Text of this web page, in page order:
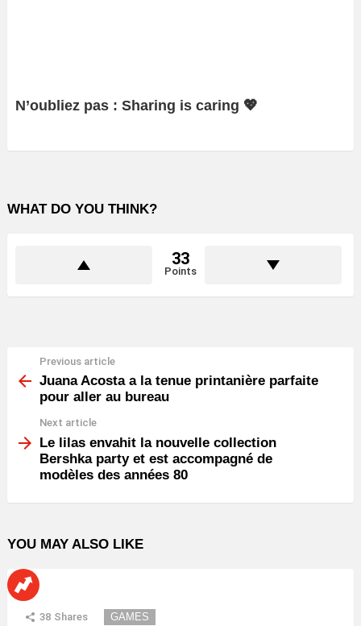
N’oubliez pas : Sharing is caring 💖
WHAT DO YOU THINK?
33
Points
more
Previous article
Juana Acosta a la tenue printanière parfaite
pour aller au bureau
Next article
Le lilas envahit la nouvelle collection
Bershka party et est accompagné de
modèles des années 80
YOU MAY ALSO LIKE
38 Shares GAMES